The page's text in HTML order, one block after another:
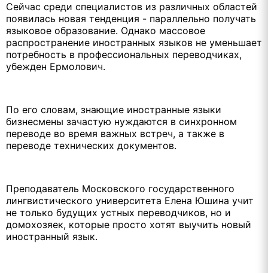
Сейчас среди специалистов из различных областей
появилась новая тенденция - параллельно получать
языковое образование. Однако массовое
распространение иностранных языков не уменьшает
потребность в профессиональных переводчиках,
убежден Ермолович.
По его словам, знающие иностранные языки
бизнесмены зачастую нуждаются в синхронном
переводе во время важных встреч, а также в
переводе технических документов.
Преподаватель Московского государственного
лингвистического университета Елена Юшина учит
не только будущих устных переводчиков, но и
домохозяек, которые просто хотят выучить новый
иностранный язык.